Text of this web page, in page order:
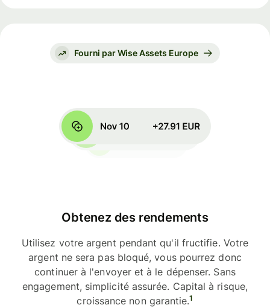
Fourni par Wise Assets Europe
Obtenez des rendements
Utilisez votre argent pendant qu'il fructifie. Votre
argent ne sera pas bloqué, vous pourrez donc
continuer à l'envoyer et à le dépenser. Sans
engagement, simplicité assurée. Capital à risque,
croissance non garantie.1